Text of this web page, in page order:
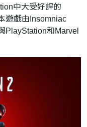
中大受好評的
遊戲由Insomniac
PlayStation和Marvel